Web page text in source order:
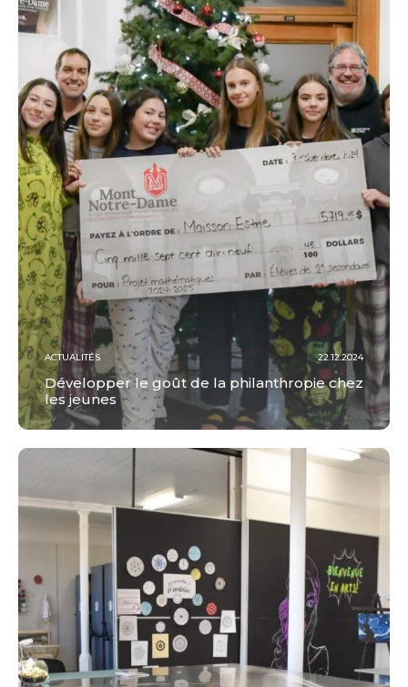
ACTUALITÉS 22.12.2024
Développer le goût de la philanthropie chez
les jeunes